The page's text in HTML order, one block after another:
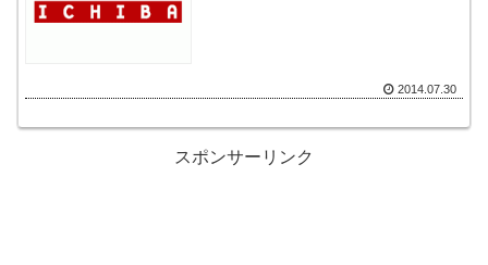
2014.07.30
スポンサーリンク